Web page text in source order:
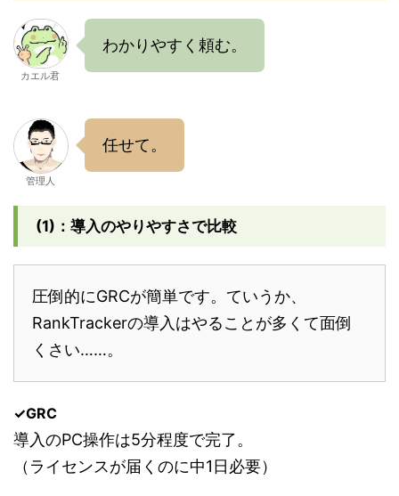
カエル君
わかりやすく頼む。
管理人
任せて。
(1)：導入のやりやすさで比較
圧倒的にGRCが簡単です。ていうか、
RankTrackerの導入はやることが多くて面倒
くさい……。
✓GRC
導入のPC操作は5分程度で完了。
（ライセンスが届くのに中1日必要）